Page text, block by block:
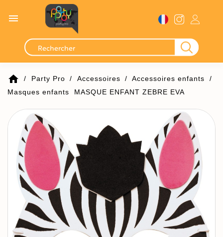

home Party Pro Accessoires
Accessoires enfants
Masques enfants
MASQUE ENFANT ZEBRE EVA